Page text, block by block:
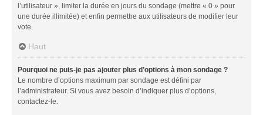
l’utilisateur », limiter la durée en jours du sondage (mettre « 0 » pour
une durée illimitée) et enfin permettre aux utilisateurs de modifier leur
vote.
Haut
Pourquoi ne puis-je pas ajouter plus d’options à mon sondage ?
Le nombre d’options maximum par sondage est défini par
l’administrateur. Si vous avez besoin d’indiquer plus d’options,
contactez-le.